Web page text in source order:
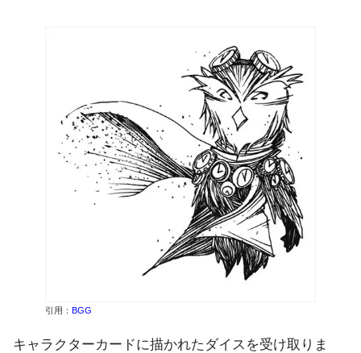
引用： BGG
キャラクターカードに描かれたダイスを受け取りま